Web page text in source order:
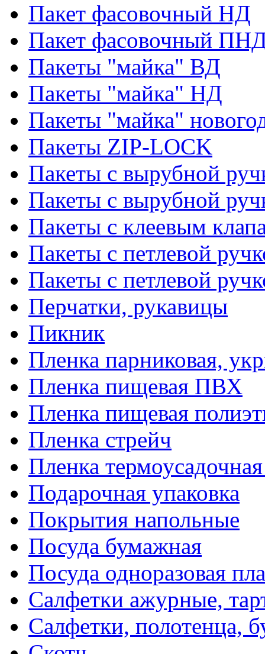
Пакет фасовочный НД
Пакет фасовочный
Пакеты "майка" ВД
Пакеты "майка" НД
Пакеты "майка"
Пакеты ZIP-LOCK
Пакеты с вырубной
Пакеты с вырубной
Пакеты с клеевым
Пакеты с петлевой
Пакеты с петлевой
Перчатки, рукавицы
Пикник
Пленка парниковая,
Пленка пищевая ПВХ
Пленка пищевая
Пленка стрейч
Пленка
Подарочная упаковка
Покрытия напольные
Посуда бумажная
Посуда одноразовая
Салфетки ажурные,
Салфетки, полотенца,